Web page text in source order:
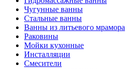
Чугунные ванны
Стальные ванны
Ванны из литьевого мрамора
Раковины
Мойки кухонные
Инсталляции
Смесители